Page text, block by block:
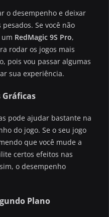
o desempenho e deixar
Se você não
RedMagic 9S Pro,
rodar os jogos mais
pois vou passar algumas
sua experiência.
Gráficas
pode ajudar bastante na
do jogo. Se o seu jogo
que você mude a
certos efeitos nas
o desempenho
Plano